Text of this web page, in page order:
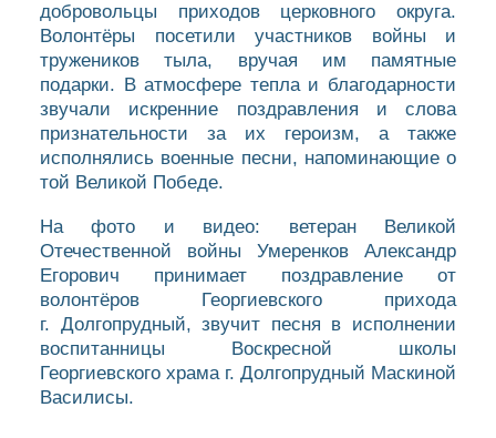
добровольцы приходов церковного округа.
Волонтёры посетили участников войны и
тружеников тыла, вручая им памятные
подарки. В атмосфере тепла и благодарности
звучали искренние поздравления и слова
признательности за их героизм, а также
исполнялись военные песни, напоминающие о
той Великой Победе.
На фото и видео: ветеран Великой
Отечественной войны Умеренков Александр
Егорович принимает поздравление от
волонтёров Георгиевского прихода
г. Долгопрудный, звучит песня в исполнении
воспитанницы Воскресной школы
Георгиевского храма г. Долгопрудный Маскиной
Василисы.